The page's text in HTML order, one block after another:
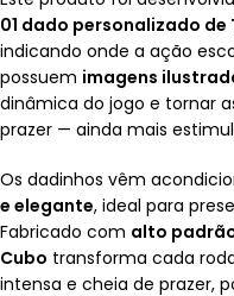
01 dado personalizado de
indicando onde a ação
possuem imagens
dinâmica do jogo e tornar
prazer — ainda mais
Os dadinhos vêm
e elegante, ideal para
Fabricado com alto
Cubo transforma cada
intensa e cheia de prazer,